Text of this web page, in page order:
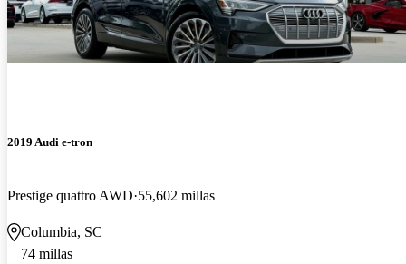
2019 Audi e-tron
Prestige quattro AWD 55,602 millas
Columbia, SC
74 millas